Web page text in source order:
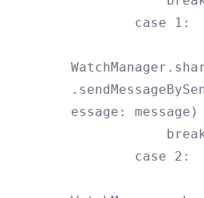
essage: message)